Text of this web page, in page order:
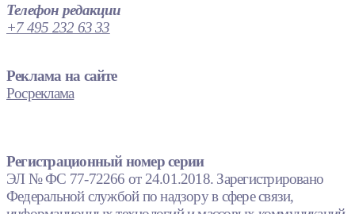
Телефон редакции
+7 495 232 63 33
Реклама на сайте
Росреклама
Регистрационный номер серии
ЭЛ № ФС 77-72266 от 24.01.2018. Зарегистрировано
Федеральной службой по надзору в сфере связи,